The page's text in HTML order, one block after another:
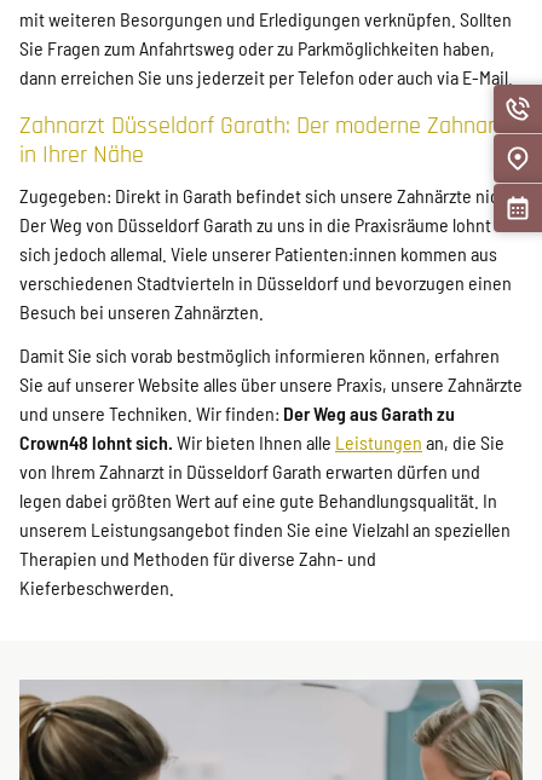
mit weiteren Besorgungen und Erledigungen verknüpfen. Sollten
Sie Fragen zum Anfahrtsweg oder zu Parkmöglichkeiten haben,
dann erreichen Sie uns jederzeit per Telefon oder auch via E-Mail.
Zahnarzt Düsseldorf Garath: Der moderne Zahnarzt
in Ihrer Nähe
Zugegeben: Direkt in Garath befindet sich unsere Zahnärzte nicht.
Der Weg von Düsseldorf Garath zu uns in die Praxisräume lohnt
sich jedoch allemal. Viele unserer Patienten:innen kommen aus
verschiedenen Stadtvierteln in Düsseldorf und bevorzugen einen
Besuch bei unseren Zahnärzten.
Damit Sie sich vorab bestmöglich informieren können, erfahren
Sie auf unserer Website alles über unsere Praxis, unsere Zahnärzte
und unsere Techniken. Wir finden: Der Weg aus Garath zu
Crown48 lohnt sich. Wir bieten Ihnen alle Leistungen an, die Sie
von Ihrem Zahnarzt in Düsseldorf Garath erwarten dürfen und
legen dabei größten Wert auf eine gute Behandlungsqualität. In
unserem Leistungsangebot finden Sie eine Vielzahl an speziellen
Therapien und Methoden für diverse Zahn- und
Kieferbeschwerden.